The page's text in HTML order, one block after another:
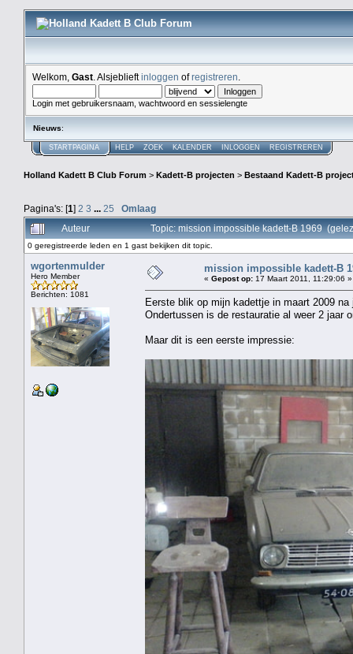
Welkom, Gast . Alsjeblieftinloggen ofregistreren
Login met gebruikersnaam, wachtwoord en sessielengte
Nieuws:
STARTPAGINA HELP ZOEK KALENDER INLOGGEN REGISTREREN
Holland Kadett B Club Forum > Kadett-B projecten > Bestaand Kadett-B
Pagina's: [1] 2 3 ... 25
Omlaag
Auteur
Topic: mission impossible kadett-B 1969
0 geregistreerde leden en 1 gast bekijken dit topic.
wgortenmulder
Hero Member
Berichten: 1081
mission impossible kadett-B
« Gepost op: 17 Maart 2011, 11:29:06 »
Eerste blik op mijn kadettje in maart 2009
Ondertussen is de restauratie al weer 2 jaar
Maar dit is een eerste impressie: